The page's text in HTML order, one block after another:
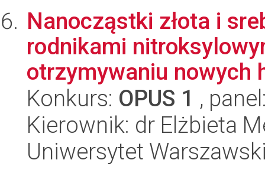
Nanocząstki złota i
rodnikami
otrzymywaniu nowych
Konkurs: OPUS 1 ,
Kierownik: dr Elżbieta
Uniwersytet